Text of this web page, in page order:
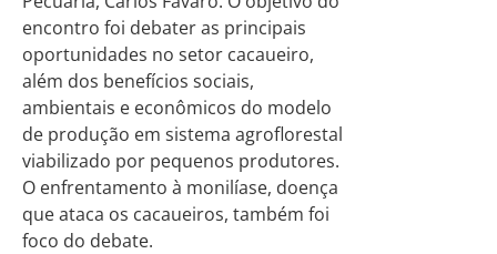
encontro foi debater as principais
oportunidades no setor cacaueiro,
além dos benefícios sociais,
ambientais e econômicos do modelo
de produção em sistema agroflorestal
viabilizado por pequenos produtores.
O enfrentamento à monilíase, doença
que ataca os cacaueiros, também foi
foco do debate.